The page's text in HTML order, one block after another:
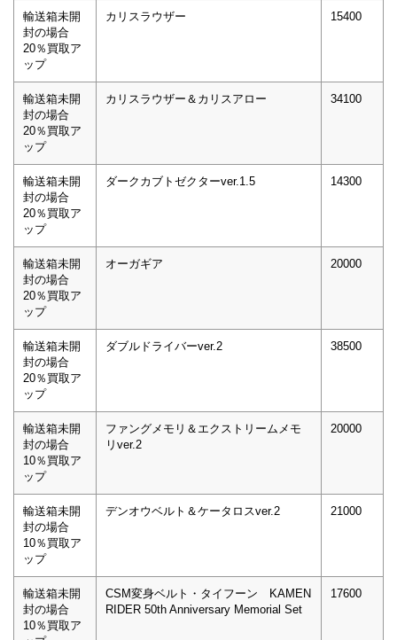
輸送箱未開
封の場合
20％買取ア
ップ
カリスラウザー 15400
輸送箱未開
封の場合
20％買取ア
ップ
カリスラウザー＆カリスアロー 34100
輸送箱未開
封の場合
20％買取ア
ップ
ダークカブトゼクターver.1.5 14300
輸送箱未開
封の場合
20％買取ア
ップ
オーガギア 20000
輸送箱未開
封の場合
20％買取ア
ップ
ダブルドライバーver.2 38500
輸送箱未開
封の場合
10％買取ア
ップ
ファングメモリ＆エクストリームメモ
リver.2
20000
輸送箱未開
封の場合
10％買取ア
ップ
デンオウベルト＆ケータロスver.2 21000
輸送箱未開
封の場合
10％買取ア
CSM変身ベルト・タイフーン KAMEN
RIDER 50th Anniversary Memorial Set
17600